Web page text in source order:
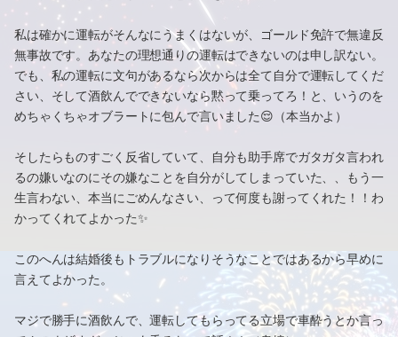
私は確かに運転がそんなにうまくはないが、ゴールド免許で無違反
無事故です。あなたの理想通りの運転はできないのは申し訳ない。
でも、私の運転に文句があるなら次からは全て自分で運転してくだ
さい、そして酒飲んでできないなら黙って乗ってろ！と、いうのを
めちゃくちゃオブラートに包んで言いました😌（本当かよ）
そしたらものすごく反省していて、自分も助手席でガタガタ言われ
るの嫌いなのにその嫌なことを自分がしてしまっていた、、もう一
生言わない、本当にごめんなさい、って何度も謝ってくれた！！わ
かってくれてよかった✨
このへんは結婚後もトラブルになりそうなことではあるから早めに
言えてよかった。
マジで勝手に酒飲んで、運転してもらってる立場で車酔うとか言っ